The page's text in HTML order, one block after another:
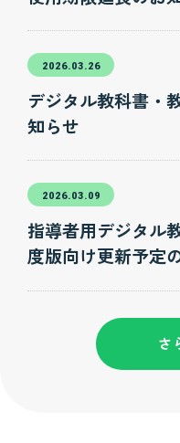
2026.03.26
デジタル教科書・
知らせ
2026.03.09
指導者用デジタル
度版向け更新予定
さ